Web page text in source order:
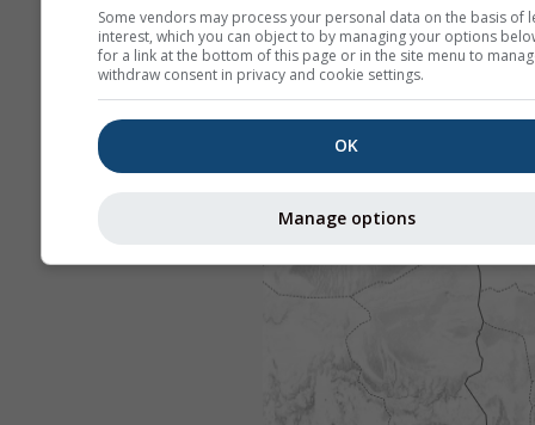
Some vendors may process your personal data on the basis of
interest, which you can object to by managing your options
for a link at the bottom of this page or in the site menu to
withdraw consent in privacy and cookie settings.
OK
Manage options